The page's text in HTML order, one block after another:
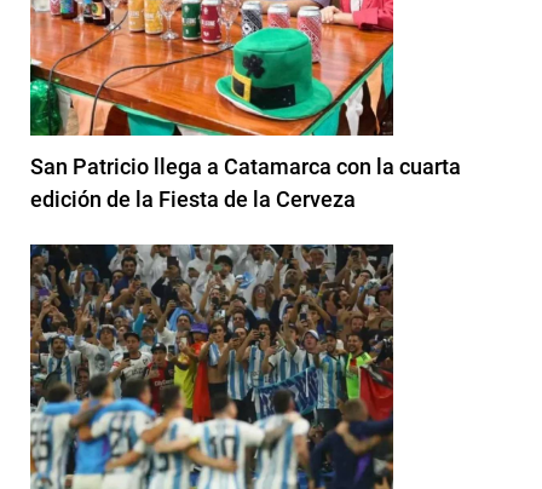
San Patricio llega a Catamarca con la cuarta
edición de la Fiesta de la Cerveza